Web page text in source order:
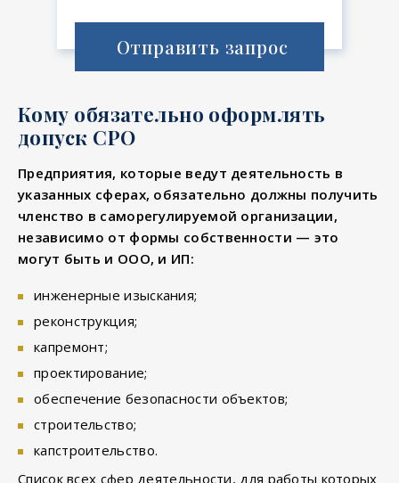
Отправить запрос
Кому обязательно оформлять
допуск СРО
Предприятия, которые ведут деятельность в
указанных сферах, обязательно должны получить
членство в саморегулируемой организации,
независимо от формы собственности — это
могут быть и ООО, и ИП:
инженерные изыскания;
реконструкция;
капремонт;
проектирование;
обеспечение безопасности объектов;
строительство;
капстроительство.
Список всех сфер деятельности, для работы которых